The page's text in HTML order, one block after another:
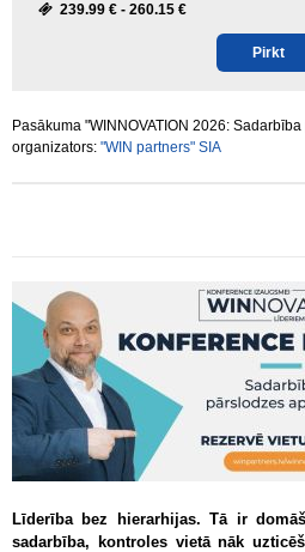
239.99 € - 260.15 €
Pirkt
Pasākuma "WINNOVATION 2026:
organizators: "WIN partners" SIA
Līderība bez hierarhijas. Tā ir
sadarbība, kontroles vietā nāk